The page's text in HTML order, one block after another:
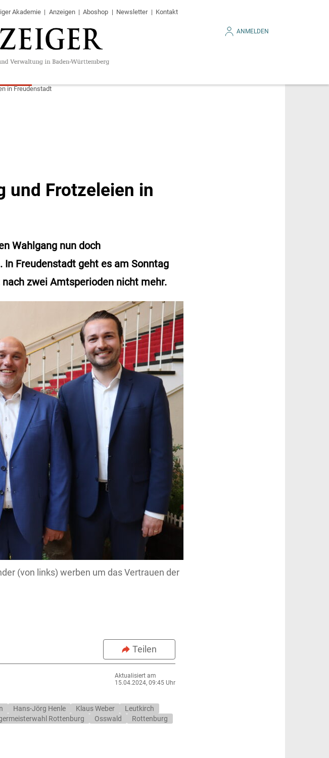
Akademie Anzeigen Aboshop Newsletter Kontakt
ANMELDEN
in Freudenstadt
und Frotzeleien in
Wahlgang nun doch
Freudenstadt geht es am Sonntag
zwei Amtsperioden nicht mehr.
(von links) werben um das Vertrauen der
Teilen
Aktualisiert am
15.04.2024, 09:45 Uhr
Hans-Jörg Henle Klaus Weber
Leutkirch
Rottenburg Osswald
Rottenburg